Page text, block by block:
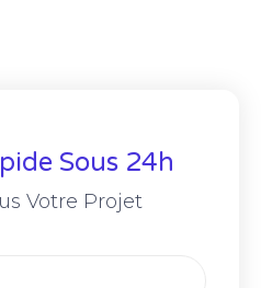
Sous 24h
Votre Projet